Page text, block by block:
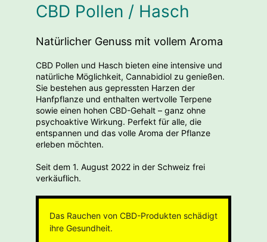
CBD Pollen / Hasch
Natürlicher Genuss mit vollem Aroma
CBD Pollen und Hasch bieten eine intensive und
natürliche Möglichkeit, Cannabidiol zu genießen.
Sie bestehen aus gepressten Harzen der
Hanfpflanze und enthalten wertvolle Terpene
sowie einen hohen CBD-Gehalt – ganz ohne
psychoaktive Wirkung. Perfekt für alle, die
entspannen und das volle Aroma der Pflanze
erleben möchten.
Seit dem 1. August 2022 in der Schweiz frei
verkäuflich.
Das Rauchen von CBD-Produkten schädigt
ihre Gesundheit.